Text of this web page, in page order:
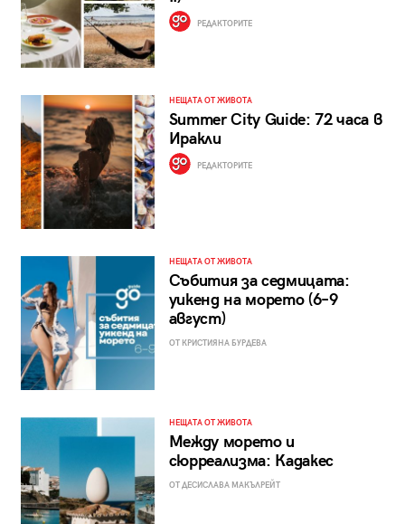
РЕДАКТОРИТЕ
НЕЩАТА ОТ ЖИВОТА
Summer City Guide: 72 часа в
Иракли
РЕДАКТОРИТЕ
НЕЩАТА ОТ ЖИВОТА
Събития за седмицата:
уикенд на морето (6–9
август)
ОТ КРИСТИЯНА БУРДЕВА
НЕЩАТА ОТ ЖИВОТА
Между морето и
сюрреализма: Кадакес
ОТ ДЕСИСЛАВА МАКЪЛРЕЙТ